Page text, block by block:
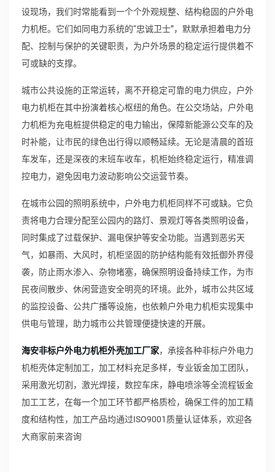
设现场，我们时常能看到一个个外观规整、结构稳固的户外电
力机柜。它们如同电力系统的“忠诚卫士”，默默承担着电力分
配、控制与保护的关键职责，为户外场景的稳定运行提供着不
可或缺的支撑。
城市公共设施的正常运转，离不开稳定可靠的电力供应，户外
电力机柜在其中扮演着核心枢纽的角色。在公交场站，户外电
力机柜为充电桩提供稳定的电力输出，保障新能源公交车的及
时补能，让市民的绿色出行得以顺畅延续。无论是清晨的首班
车发车，还是深夜的末班车收车，机柜始终稳定运行，精准调
控电力，避免因电力波动影响公交运营节奏。
在城市公园的照明系统中，户外电力机柜同样不可或缺。它负
责将电力合理分配至公园内的路灯、景观灯等各类照明设备，
同时集成了过载保护、漏电保护等安全功能。当遇到恶劣天
气，如暴雨、大风时，机柜坚固的防护结构能有效抵御外界侵
袭，防止雨水渗入、杂物堵塞，确保照明设备持续工作，为市
民夜间散步、休闲营造安全明亮的环境。此外，城市公共区域
的监控设备、公共广播等设施，也依赖户外电力机柜实现集中
供电与管理，助力城市公共管理便捷快速的开展。
海安非标户外电力机柜外壳加工厂家，承接各种非标户外电力
机柜壳体定制加工，加工材料充足多样，专业钣金加工团队，
采用激光切割，激光焊接，数控车床，静电喷涂等全流程钣金
加工工艺，在每一个加工环节都严格质检，确保工件的加工精
度和结构性，加工产品均通过ISO9001质量认证体系，欢迎各
大商家前来咨询